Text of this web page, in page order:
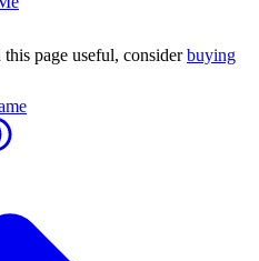
page useful, considerbuying